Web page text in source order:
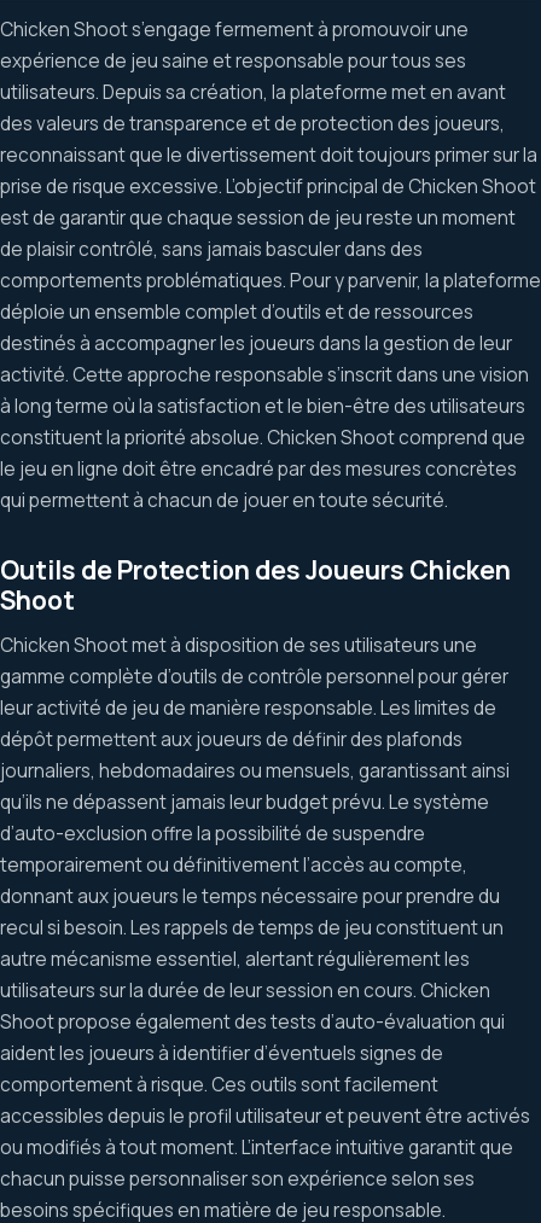
Chicken Shoot s’engage fermement à promouvoir une
expérience de jeu saine et responsable pour tous ses
utilisateurs. Depuis sa création, la plateforme met en avant
des valeurs de transparence et de protection des joueurs,
reconnaissant que le divertissement doit toujours primer sur la
prise de risque excessive. L’objectif principal de Chicken Shoot
est de garantir que chaque session de jeu reste un moment
de plaisir contrôlé, sans jamais basculer dans des
comportements problématiques. Pour y parvenir, la plateforme
déploie un ensemble complet d’outils et de ressources
destinés à accompagner les joueurs dans la gestion de leur
activité. Cette approche responsable s’inscrit dans une vision
à long terme où la satisfaction et le bien-être des utilisateurs
constituent la priorité absolue. Chicken Shoot comprend que
le jeu en ligne doit être encadré par des mesures concrètes
qui permettent à chacun de jouer en toute sécurité.
Outils de Protection des Joueurs Chicken
Shoot
Chicken Shoot met à disposition de ses utilisateurs une
gamme complète d’outils de contrôle personnel pour gérer
leur activité de jeu de manière responsable. Les limites de
dépôt permettent aux joueurs de définir des plafonds
journaliers, hebdomadaires ou mensuels, garantissant ainsi
qu’ils ne dépassent jamais leur budget prévu. Le système
d’auto-exclusion offre la possibilité de suspendre
temporairement ou définitivement l’accès au compte,
donnant aux joueurs le temps nécessaire pour prendre du
recul si besoin. Les rappels de temps de jeu constituent un
autre mécanisme essentiel, alertant régulièrement les
utilisateurs sur la durée de leur session en cours. Chicken
Shoot propose également des tests d’auto-évaluation qui
aident les joueurs à identifier d’éventuels signes de
comportement à risque. Ces outils sont facilement
accessibles depuis le profil utilisateur et peuvent être activés
ou modifiés à tout moment. L’interface intuitive garantit que
chacun puisse personnaliser son expérience selon ses
besoins spécifiques en matière de jeu responsable.